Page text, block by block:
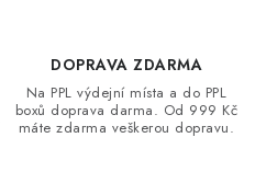
DOPRAVA ZDARMA
Na PPL výdejní místa a do PPL
boxů doprava darma. Od 999 Kč
máte zdarma veškerou dopravu.